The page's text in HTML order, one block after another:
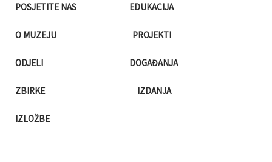
POSJETITE NAS
O MUZEJU
ODJELI
ZBIRKE
IZLOŽBE
EDUKACIJA
PROJEKTI
DOGAĐANJA
IZDANJA